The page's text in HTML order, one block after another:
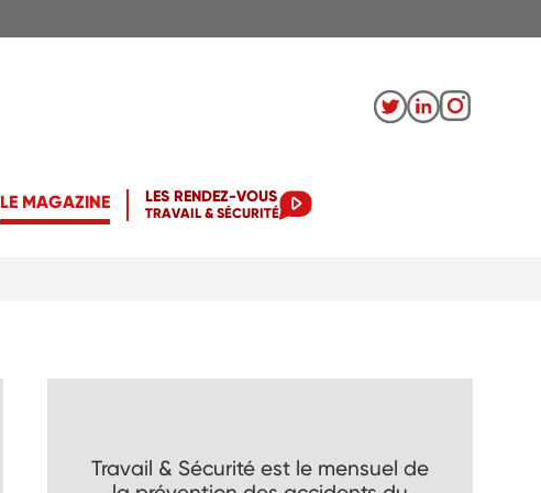
LE MAGAZINE LES RENDEZ-VOUS
TRAVAIL & SÉCURITÉ
Travail & Sécurité est le mensuel de